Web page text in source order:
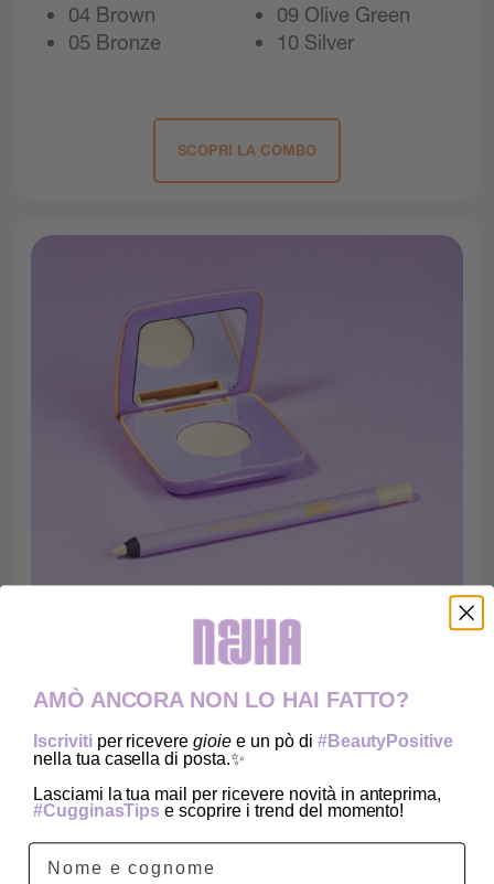
04 Brown
05 Bronze
09 Olive Green
10 Silver
SCOPRI LA COMBO
AMÒ ANCORA NON LO HAI FATTO?
Iscrivitiper riceveregioiee un pò di #BeautyPositive
nella tua casella di posta.✨
Lasciami la tua mail per ricevere novità in anteprima,
#CugginasTips e scoprire i trend del momento!